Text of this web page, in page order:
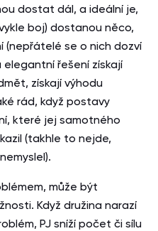
dostat dál, a ideální je,
boj) dostanou něco,
(nepřátelé se o nich dozví
řešení získají
získají výhodu
rád, když postavy
které jej samotného
(takhle to nejde,
může být
Když družina narazí
PJ sníží počet či sílu